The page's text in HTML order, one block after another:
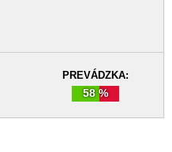
PREVÁDZKA:
58 %